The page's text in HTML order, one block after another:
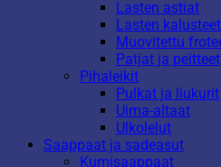
Lasten astiat
Lasten kalusteet
Muovitettu
Patjat ja peitteet
Pihaleikit
Pulkat ja liukurit
Uima-altaat
Ulkolelut
Saappaat ja sadeasut
Kumisaappaat